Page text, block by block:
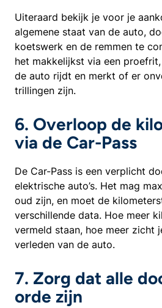
Uiteraard bekijk je voor je
algemene staat van de auto,
koetswerk en de remmen te
het makkelijkst via een
de auto rijdt en merkt of er
trillingen zijn.
6. Overloop de
via de Car-Pass
De Car-Pass is een verplicht
elektrische auto’s. Het mag
oud zijn, en moet de
verschillende data. Hoe meer
vermeld staan, hoe meer zicht
verleden van de auto.
7. Zorg dat alle
orde zijn